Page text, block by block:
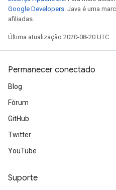
Google Developers. Java é uma
afiliadas.
Última atualização 2020-08-20 UTC.
Permanecer conectado
Blog
Fórum
GitHub
Twitter
YouTube
Suporte